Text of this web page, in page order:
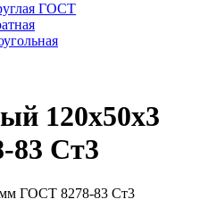
ГОСТ
120x50x3
Ст3